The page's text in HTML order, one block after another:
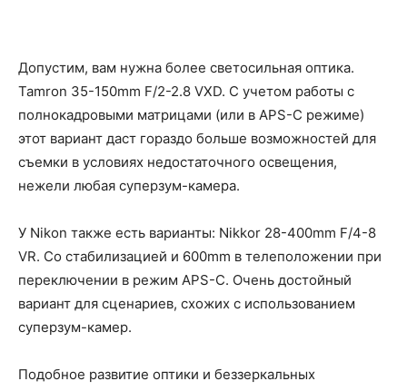
Допустим, вам нужна более светосильная оптика.
Tamron 35-150mm F/2-2.8 VXD. С учетом работы с
полнокадровыми матрицами (или в APS-C режиме)
этот вариант даст гораздо больше возможностей для
съемки в условиях недостаточного освещения,
нежели любая суперзум-камера.
У Nikon также есть варианты: Nikkor 28-400mm F/4-8
VR. Со стабилизацией и 600mm в телеположении при
переключении в режим APS-C. Очень достойный
вариант для сценариев, схожих с использованием
суперзум-камер.
Подобное развитие оптики и беззеркальных